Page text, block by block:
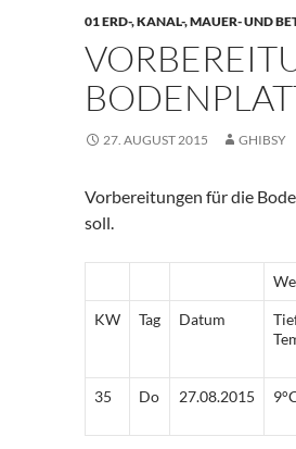
01 ERD-, KANAL-, MAUER- UND
27. AUGUST 2015 GHIBSY
Vorbereitungen für die
soll.
KW Tag Datum
35 Do 27.08.2015